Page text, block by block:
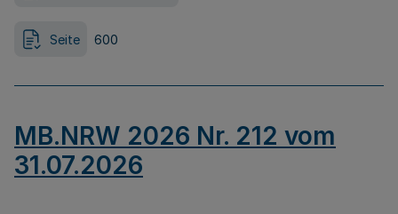
Seite 600
MB.NRW 2026 Nr. 212 vom
31.07.2026